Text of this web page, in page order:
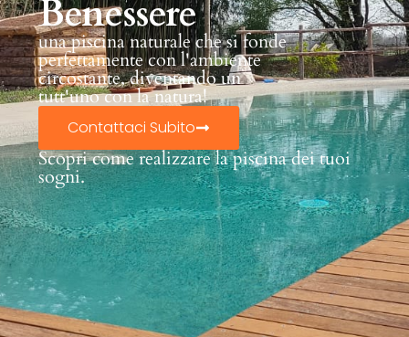
Benessere
una piscina naturale che si fonde
perfettamente con l'ambiente
circostante, diventando un
tutt'uno con la natura!
Contattaci Subito
Scopri come realizzare la piscina dei tuoi
sogni.